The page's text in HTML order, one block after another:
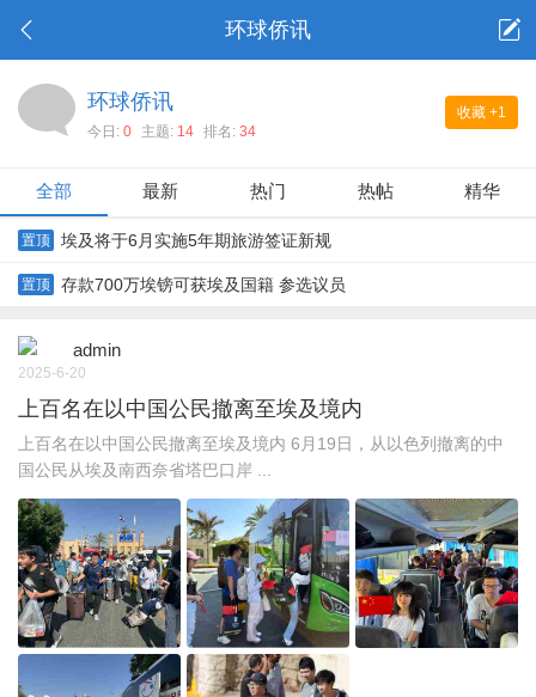
环球侨讯
收藏 +1
环球侨讯
今日: 0 主题: 14 排名: 34
全部 最新 热门 热帖 精华
置顶 埃及将于6月实施5年期旅游签证新规
置顶 存款700万埃镑可获埃及国籍 参选议员
admin
2025-6-20
上百名在以中国公民撤离至埃及境内
上百名在以中国公民撤离至埃及境内 6月19日，从以色列撤离的中
国公民从埃及南西奈省塔巴口岸 ...